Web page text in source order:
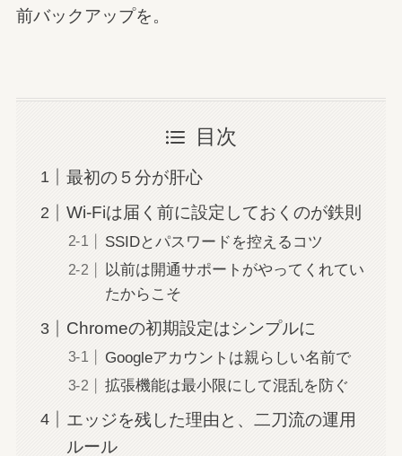
前バックアップを。
目次
最初の５分が肝心
Wi-Fiは届く前に設定しておくのが鉄則
SSIDとパスワードを控えるコツ
以前は開通サポートがやってくれてい
たからこそ
Chromeの初期設定はシンプルに
Googleアカウントは親らしい名前で
拡張機能は最小限にして混乱を防ぐ
エッジを残した理由と、二刀流の運用
ルール